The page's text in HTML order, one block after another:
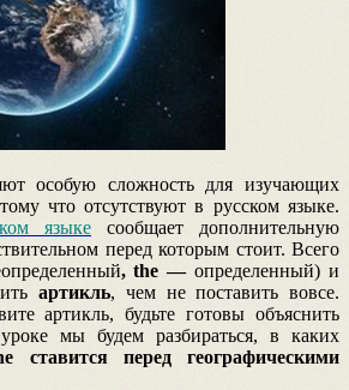
особую сложность для изучающих
что отсутствуют в русском языке.
языке сообщает дополнительную
перед которым стоит. Всего
, the —определенный) и
артикль, чем не поставить вовсе.
артикль, будьте готовы объяснить
мы будем разбираться, в каких
ставится перед географическими